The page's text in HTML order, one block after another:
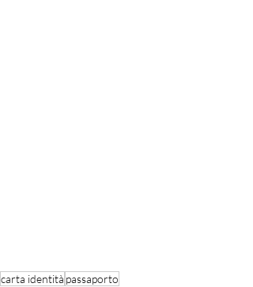
carta identità passaporto